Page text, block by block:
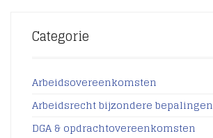
Categorie
Arbeidsovereenkomsten
Arbeidsrecht bijzondere bepalingen
DGA & opdrachtovereenkomsten